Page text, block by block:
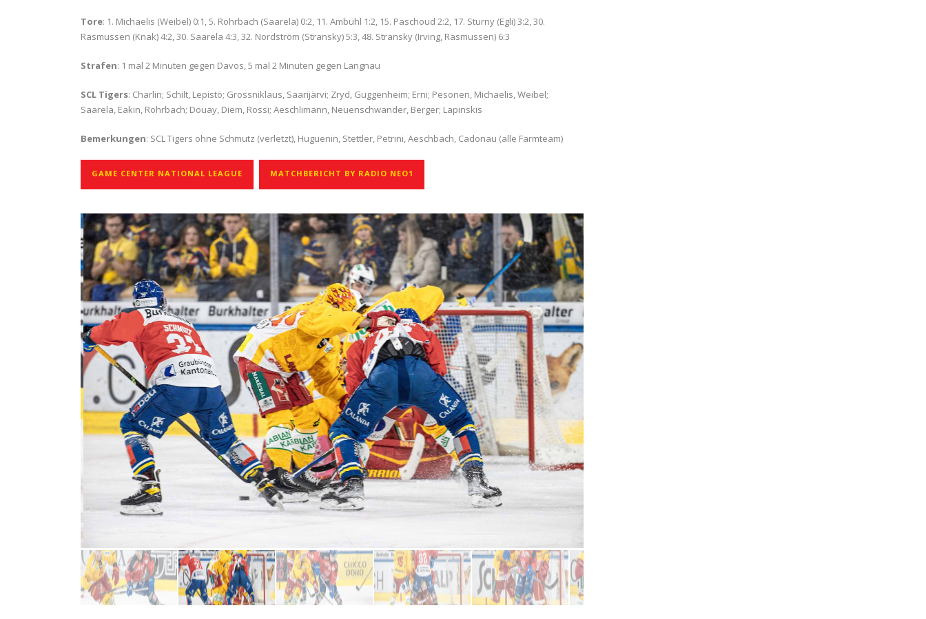
Tore: 1. Michaelis (Weibel) 0:1, 5. Rohrbach (Saarela) 0:2, 11. Ambühl 1:2, 15. Paschoud 2:2, 17. Sturny (Egli) 3:2, 30.
Rasmussen (Knak) 4:2, 30. Saarela 4:3, 32. Nordström (Stransky) 5:3, 48. Stransky (Irving, Rasmussen) 6:3
Strafen: 1 mal 2 Minuten gegen Davos, 5 mal 2 Minuten gegen Langnau
SCL Tigers: Charlin; Schilt, Lepistö; Grossniklaus, Saarijärvi; Zryd, Guggenheim; Erni; Pesonen, Michaelis, Weibel;
Saarela, Eakin, Rohrbach; Douay, Diem, Rossi; Aeschlimann, Neuenschwander, Berger; Lapinskis
Bemerkungen: SCL Tigers ohne Schmutz (verletzt), Huguenin, Stettler, Petrini, Aeschbach, Cadonau (alle Farmteam)
GAME CENTER NATIONAL LEAGUE MATCHBERICHT BY RADIO NEO1